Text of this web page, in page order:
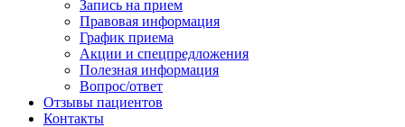
Запись на прием
Правовая информация
График приема
Акции и спецпредложения
Полезная информация
Вопрос/ответ
Отзывы пациентов
Контакты